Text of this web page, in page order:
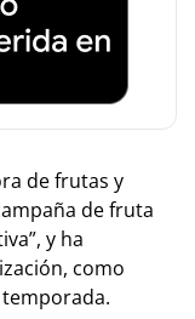
de frutas y
de fruta
y ha
como